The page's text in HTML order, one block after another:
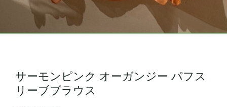
サーモンピンク オーガンジー パフス
リーブブラウス